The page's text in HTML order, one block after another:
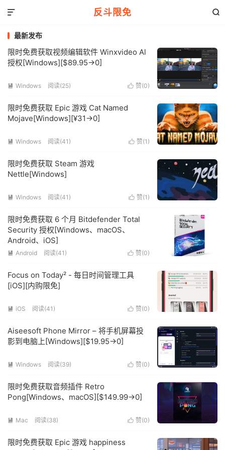
反斗限免 

最新发布
限时免费获取视频编辑软件 Winxvideo Al
授权[Windows][$89.95→0]
 赞(0)
 Windows 阅读(25)
限时免费获取 Epic 游戏 Cat Named
Mojave[Windows][¥31→0]
 赞(1 )
 Windows 阅读(41)
限时免费获取 Steam 游戏
Nettle[Windows]
 赞(1 )
 Windows 阅读(41)
限时免费获取 6 个月 Bitdefender Total
Security 授权[Windows、macOS、
Android、iOS]
 赞(0)
 Android 阅读(41)
Focus on Today² - 每日时间管理工具
[iOS][内购限免]
 赞(0)
 iOS 阅读(41)
Aiseesoft Phone Mirror – 将手机屏幕投
影到电脑上[Windows][$19.95→0]
 赞(0)
 Windows 阅读(39)
限时免费获取音频插件 Retro
Pong[Windows、macOS][$149.99→0]
 赞(0)
 Mac 阅读(38)
限时免费获取 Epic 游戏 happiness